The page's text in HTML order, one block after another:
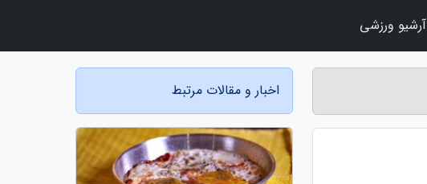
اخبار و مقالات مرتبط
آرشیو ورزشی